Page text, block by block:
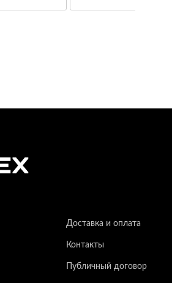
Доставка и оплата
Контакты
Публичный договор